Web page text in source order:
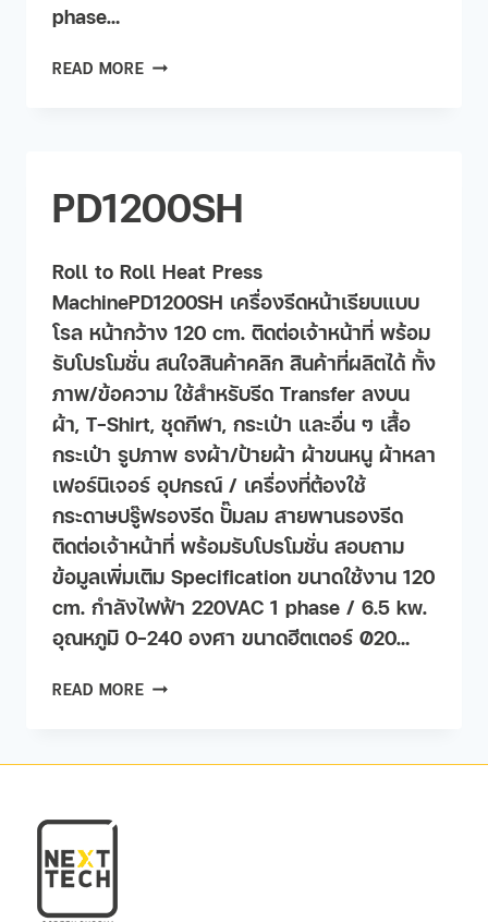
phase…
READ MORE
PD1200SH
Roll to Roll Heat Press
MachinePD1200SH เครื่องรีดหน้าเรียบแบบ
โรล หน้ากว้าง 120 cm. ติดต่อเจ้าหน้าที่ พร้อม
รับโปรโมชั่น สนใจสินค้าคลิก สินค้าที่ผลิตได้ ทั้ง
ภาพ/ข้อความ ใช้สำหรับรีด Transfer ลงบน
ผ้า, T-Shirt, ชุดกีฬา, กระเป๋า และอื่น ๆ เสื้อ
กระเป๋า รูปภาพ ธงผ้า/ป้ายผ้า ผ้าขนหนู ผ้าหลา
เฟอร์นิเจอร​์ อุปกรณ์ / เครื่องที่ต้องใช้
กระดาษปรู๊ฟรองรีด ปั๊มลม สายพานรองรีด
ติดต่อเจ้าหน้าที่ พร้อมรับโปรโมชั่น สอบถาม
ข้อมูลเพิ่มเติม Specification ขนาดใช้งาน 120
cm. กำลังไฟฟ้า 220VAC 1 phase / 6.5 kw.
อุณหภูมิ 0-240 องศา ขนาดฮีตเตอร์ Ø20…
READ MORE